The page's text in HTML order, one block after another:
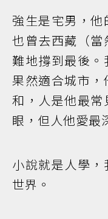
強生是宅男，
也曾去西藏（
難地撐到最後
果然適合城市
和，人是他最
眼，但人他愛最
小說就是人學
世界。